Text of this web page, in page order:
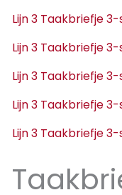
Lijn 3 Taakbriefje
Lijn 3 Taakbriefje
Lijn 3 Taakbriefje
Lijn 3 Taakbriefje
Lijn 3 Taakbriefje